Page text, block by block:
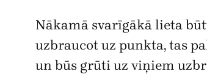
Nākamā svarīgākā lieta
uzbraucot uz punkta, tas
un būs grūti uz viņiem